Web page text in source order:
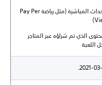
الأحداث المباشرة (مثل رياضة Pay Per
الذي تم شراؤه عبر المتاجر
اللعبة
2021-